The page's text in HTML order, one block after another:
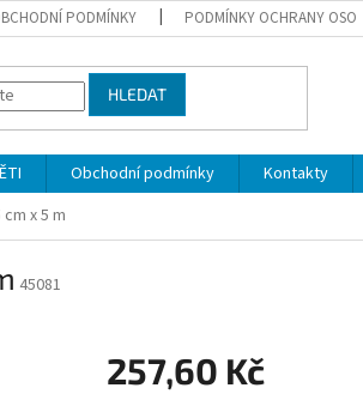
PODMÍNKY PODMÍNKY OCHRANY
HLEDAT
Obchodní podmínky Kontakty
x 5 m
45081
257,60 Kč